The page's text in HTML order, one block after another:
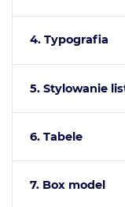
4. Typografia
5. Stylowanie
6. Tabele
7. Box model